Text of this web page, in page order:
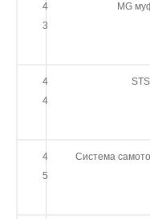
4
3
MG
4
4
STS
4
5
Система